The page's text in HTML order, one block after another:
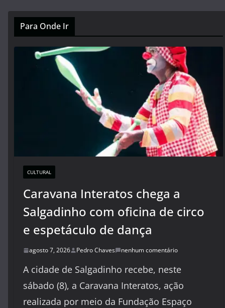
Para Onde Ir
CULTURAL
Caravana Interatos chega a
Salgadinho com oficina de circo
e espetáculo de dança
agosto 7, 2026 Pedro Chaves nenhum comentário
A cidade de Salgadinho recebe, neste
sábado (8), a Caravana Interatos, ação
realizada por meio da Fundação Espaço